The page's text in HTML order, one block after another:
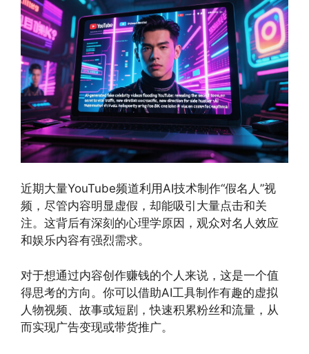
近期大量YouTube频道利用AI技术制作“假名人”视
频，尽管内容明显虚假，却能吸引大量点击和关
注。这背后有深刻的心理学原因，观众对名人效应
和娱乐内容有强烈需求。
对于想通过内容创作赚钱的个人来说，这是一个值
得思考的方向。你可以借助AI工具制作有趣的虚拟
人物视频、故事或短剧，快速积累粉丝和流量，从
而实现广告变现或带货推广。